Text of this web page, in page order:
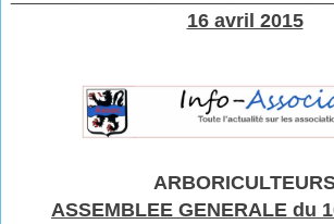
16 avril 2015
ASSEMBLEE GENERALE du